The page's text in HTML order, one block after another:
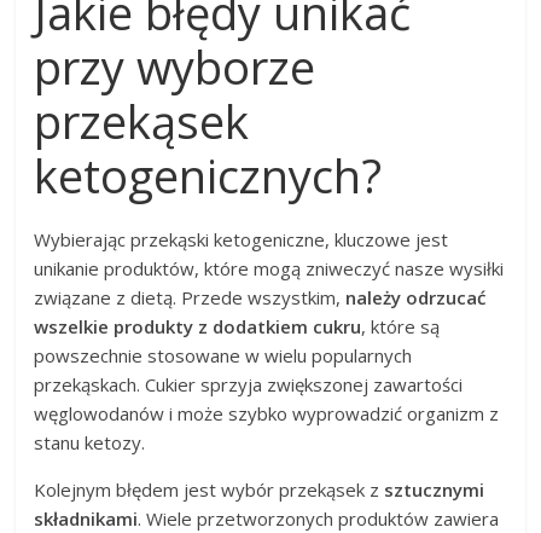
przy wyborze
przekąsek
ketogenicznych?
Wybierając przekąski ketogeniczne, kluczowe jest
unikanie produktów, które mogą zniweczyć nasze wysiłki
związane z dietą. Przede wszystkim, należy odrzucać
wszelkie produkty z dodatkiem cukru, które są
powszechnie stosowane w wielu popularnych
przekąskach. Cukier sprzyja zwiększonej zawartości
węglowodanów i może szybko wyprowadzić organizm z
stanu ketozy.
Kolejnym błędem jest wybór przekąsek z sztucznymi
składnikami. Wiele przetworzonych produktów zawiera